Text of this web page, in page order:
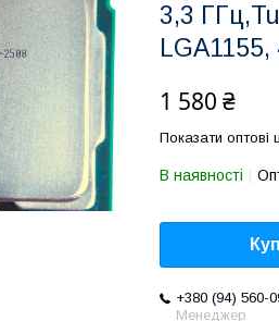
3,3
1 580 ₴
Показати оптові
В наявності
+380 (94) 560-
Менеджер